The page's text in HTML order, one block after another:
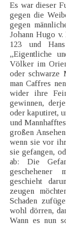
Es war dieser
gegen die
gegen
Johann Hugo v.
123 und
„Eigentliche
Völker im
oder schwarze
man Caffres
wider ihre
gewinnen,
oder kaputiret,
und
großen
wenn sie vor
sie gefangen,
ab: Die
geschehener
geschieht
zeugen
Schaden
wohl dörren,
Wann es nun